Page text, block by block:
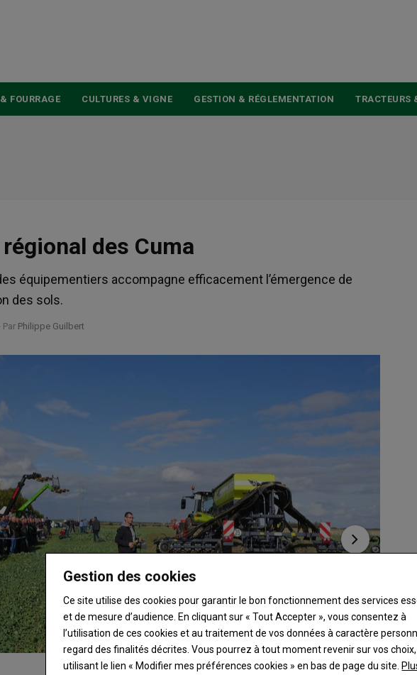
FOURRAGE CULTURES & VIGNE GESTION & RÉGLEMENTATION TRACTEURS
des Cuma
équipementiers accompagne efficacement l’émergence de
des sols.
Par Philippe Guilbert
Gestion des cookies
Ce site utilise des cookies pour garantir le bon fonctionnement des services
et de mesure d’audience. En cliquant sur « Tout Accepter », vous consentez à
l’utilisation de ces cookies et au traitement de vos données à caractère
regard des finalités décrites. Vous pourrez à tout moment revenir sur vos
utilisant le lien « Modifier mes préférences cookies » en bas de page du site.